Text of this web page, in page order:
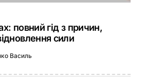
повний гід з причин,
сили
Василь